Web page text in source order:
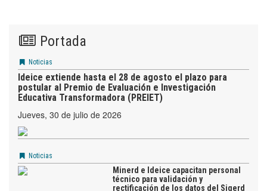
Portada
Noticias
Ideice extiende hasta el 28 de agosto el plazo para
postular al Premio de Evaluación e Investigación
Educativa Transformadora (PREIET)
jueves, 30 de julio de 2026
Noticias
Minerd e Ideice capacitan personal
técnico para validación y
rectificación de los datos del Sigerd